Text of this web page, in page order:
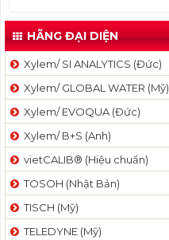
HÃNG ĐẠI DIỆN
Xylem/ SI ANALYTICS (Đức)
Xylem/ GLOBAL WATER (Mỹ)
Xylem/ EVOQUA (Đức)
Xylem/ B+S (Anh)
vietCALIB® (Hiệu chuẩn)
TOSOH (Nhật Bản)
TISCH (Mỹ)
TELEDYNE (Mỹ)